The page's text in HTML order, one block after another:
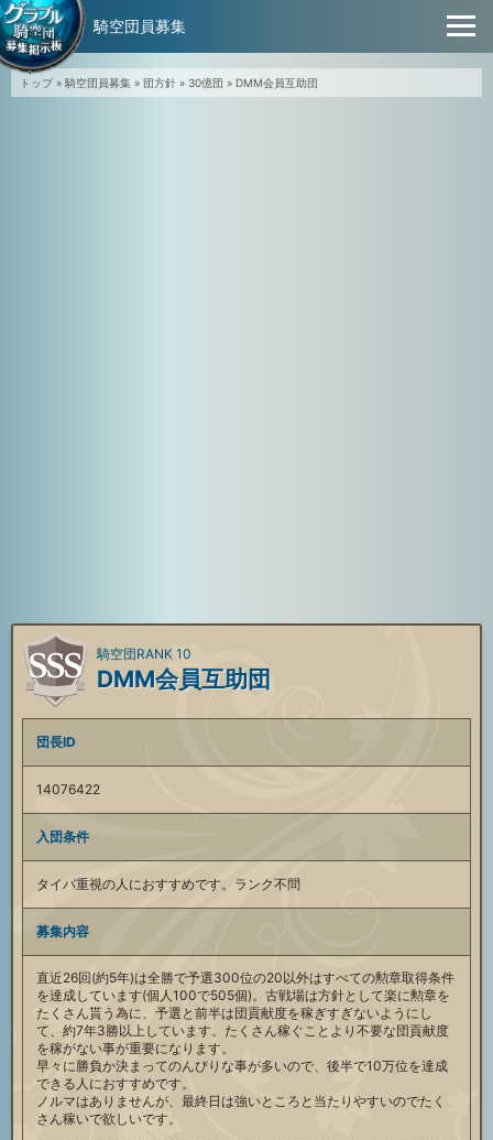
トップ» 騎空団員募集 » 団方針 » 30億団 » DMM会員互助団
DMM会員互助団
騎空団RANK 10
団長ID
14076422
入団条件
タイパ重視の人におすすめです。ランク不問
募集内容
直近26回(約5年)は全勝で予選300位の20以外はすべての勲章取得条件
を達成しています(個人100で505個)。古戦場は方針として楽に勲章を
たくさん貰う為に、予選と前半は団貢献度を稼ぎすぎないようにし
て、約7年3勝以上しています。たくさん稼ぐことより不要な団貢献度
を稼がない事が重要になります。
早々に勝負か決まってのんびりな事が多いので、後半で10万位を達成
できる人におすすめです。
ノルマはありませんが、最終日は強いところと当たりやすいのでたく
さん稼いで欲しいです。
騎空団員募集